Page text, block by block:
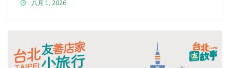
八月 1, 2026